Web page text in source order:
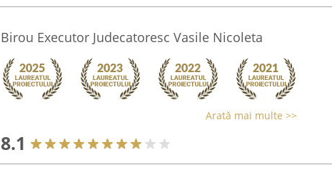
Birou Executor Judecatoresc Vasile Nicoleta
Arată mai multe >>
8.1